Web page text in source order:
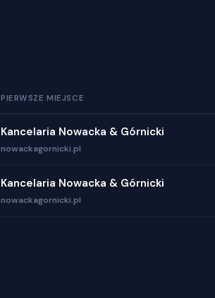
PIERWSZE MIEJSCE
Kancelaria Nowacka & Górnicki
nowackagornicki.pl
Kancelaria Nowacka & Górnicki
nowackagornicki.pl